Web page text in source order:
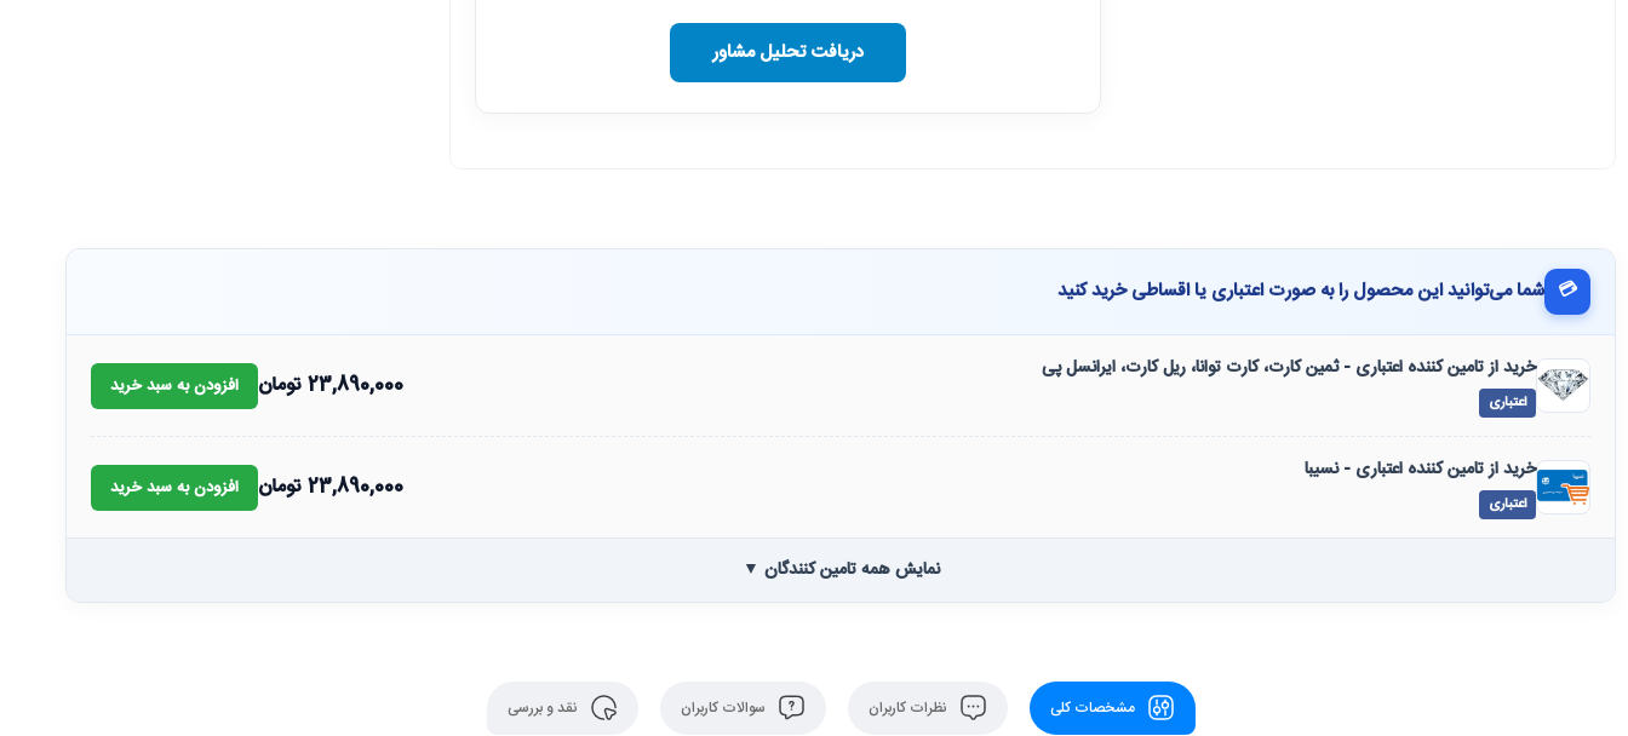
دریافت تحلیل مشاور
💳 شما می‌توانید این محصول را به صورت اعتباری یا اقساطی خرید کنید
خرید از تامین کننده اعتباری - ثمین کارت، کارت توانا، ریل کارت، ایرانسل پی
اعتباری
23,890,000تومان افزودن به سبد خرید
خرید از تامین کننده اعتباری - نسیبا
اعتباری
23,890,000تومان افزودن به سبد خرید
نمایش همه تامین کنندگان ▼
مشخصات کلی نظرات کاربران سوالات کاربران نقد و بررسی